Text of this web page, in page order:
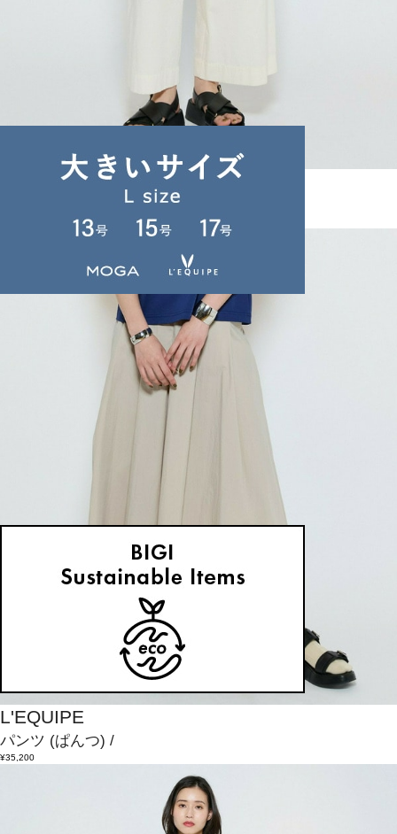
L'EQUIPE
L'EQUIPE
パンツ (ぱんつ) /
¥35,200